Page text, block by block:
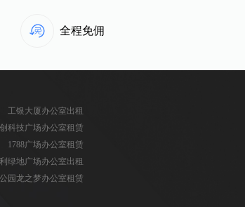
全程免佣
工银大厦办公室出租
科技广场办公室租赁
1788广场办公室租赁
绿地广场办公室出租
园龙之梦办公室租赁